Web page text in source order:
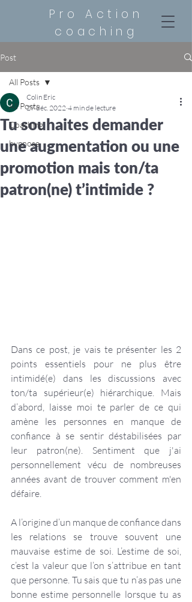
Pro Action
coaching
Post
All Posts
Coaching
hypnose
All Posts
Tu souhaites demander
une augmentation ou une
promotion mais ton/ta
patron(ne) t’intimide ?
Colin Eric
27 déc. 2022 4 min de lecture
Dans ce post, je vais te présenter les 2
points essentiels pour ne plus être
intimidé(e) dans les discussions avec
ton/ta supérieur(e) hiérarchique. Mais
d’abord, laisse moi te parler de ce qui
amène les personnes en manque de
confiance à se sentir déstabilisées par
leur patron(ne). Sentiment que j'ai
personnellement vécu de nombreuses
années avant de trouver comment m'en
défaire.
A l’origine d’un manque de confiance dans
les relations se trouve souvent une
mauvaise estime de soi. L’estime de soi,
c’est la valeur que l’on s’attribue en tant
que personne. Tu sais que tu n’as pas une
bonne estime personnelle lorsque tu as